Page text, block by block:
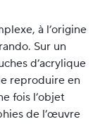
à l’origine
Sur un
d’acrylique
reproduire en
fois l’objet
de l’œuvre